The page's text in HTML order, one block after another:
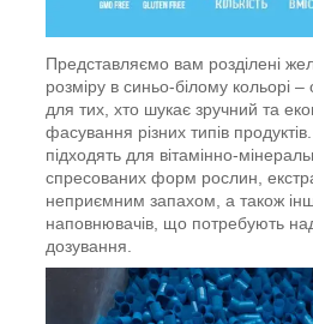
Представляємо вам розділені
розміру в синьо-білому кольорі
для тих, хто шукає зручний та
фасування різних типів
підходять для вітамінно-
спресованих форм рослин,
неприємним запахом, а також
наповнювачів, що потребують
дозування.